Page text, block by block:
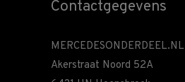
Contactgegevens
MERCEDESONDERDEEL.NL
Akerstraat Noord 52A